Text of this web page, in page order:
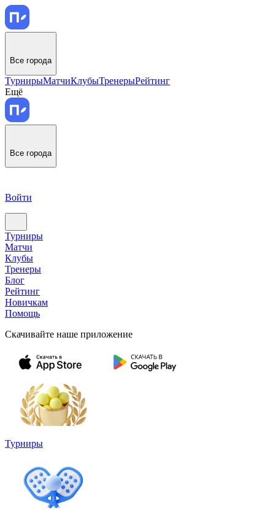
Все города
ТурнирыМатчиКлубыТренерыРейтинг
Ещё
Все города
Войти
Турниры
Матчи
Клубы
Тренеры
Блог
Рейтинг
Новичкам
Помощь
Скачивайте наше приложение
Турниры